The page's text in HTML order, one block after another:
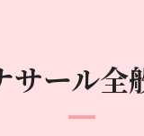
サール全